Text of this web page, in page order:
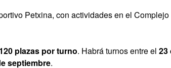
Petxina, con actividades en el Complejo
120 plazas por turno. Habrá turnos entre el 23
septiembre.